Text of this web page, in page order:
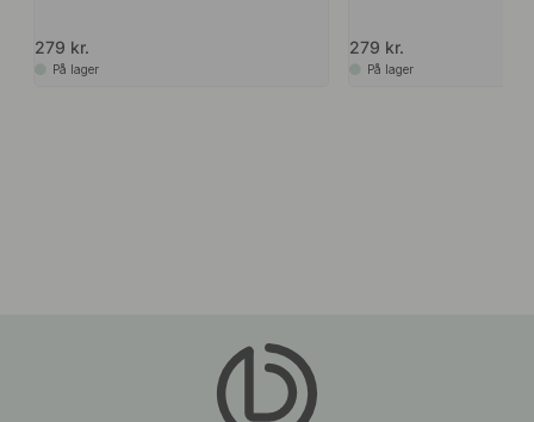
279 kr.
På lager
279 kr.
På lager